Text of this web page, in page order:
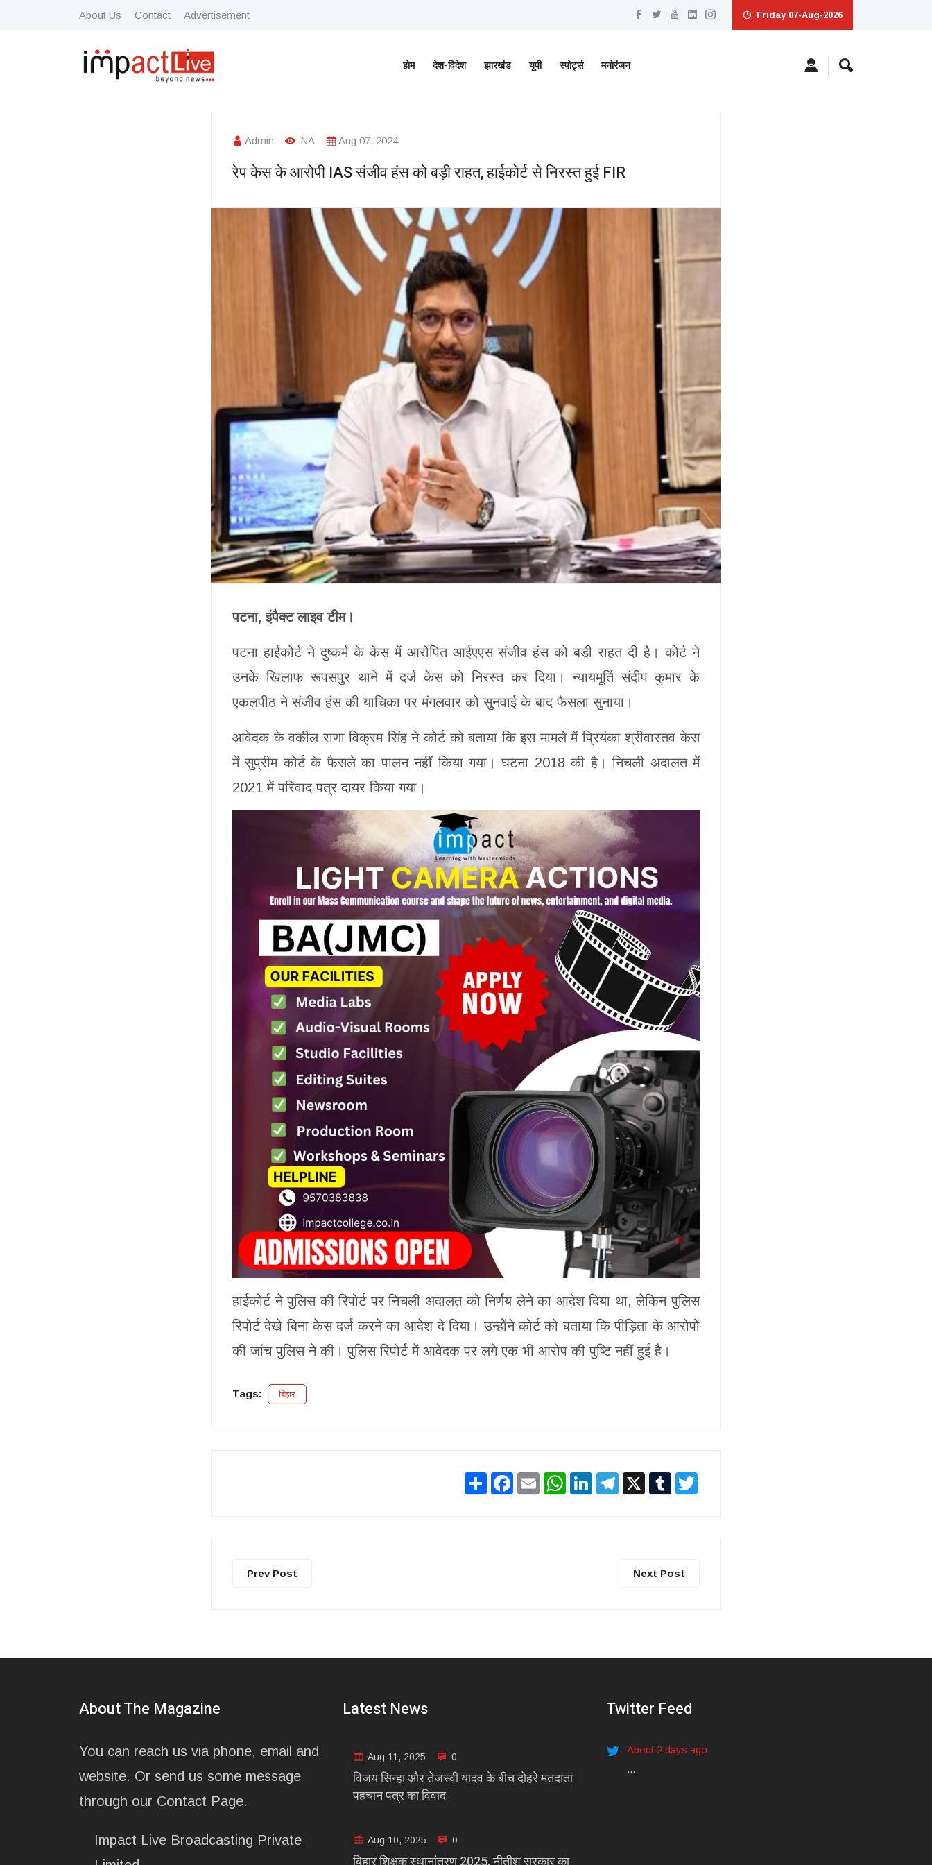
About Us Contact Advertisement Friday 07-Aug-2026
होम देश-विदेश झारखंड यूपी स्पोर्ट्स मनोरंजन
Admin NA Aug 07, 2024
रेप केस के आरोपी IAS संजीव हंस को बड़ी राहत, हाईकोर्ट से निरस्त हुई FIR
पटना, इंपैक्ट लाइव टीम।
पटना हाईकोर्ट ने दुष्कर्म के केस में आरोपित आईएएस संजीव हंस को बड़ी राहत दी है। कोर्ट ने
उनके खिलाफ रूपसपुर थाने में दर्ज केस को निरस्त कर दिया। न्यायमूर्ति संदीप कुमार के
एकलपीठ ने संजीव हंस की याचिका पर मंगलवार को सुनवाई के बाद फैसला सुनाया।
आवेदक के वकील राणा विक्रम सिंह ने कोर्ट को बताया कि इस मामलेे में प्रियंका श्रीवास्तव केस
में सुप्रीम कोर्ट के फैसले का पालन नहीं किया गया। घटना 2018 की है। निचली अदालत में
2021 में परिवाद पत्र दायर किया गया।
हाईकोर्ट ने पुलिस की रिपोर्ट पर निचली अदालत को निर्णय लेने का आदेश दिया था, लेकिन पुलिस
रिपोर्ट देखे बिना केस दर्ज करने का आदेश दे दिया। उन्होंने कोर्ट को बताया कि पीड़िता के आरोपों
की जांच पुलिस ने की। पुलिस रिपोर्ट में आवेदक पर लगे एक भी आरोप की पुष्टि नहीं हुई है।
Tags: बिहार
Share Facebook
Email WhatsApp
LinkedInTelegram
X Tumblr
Prev Post Next Post
About The Magazine
You can reach us via phone, email and
website. Or send us some message
through our Contact Page.
Impact Live Broadcasting Private
Latest News
Aug 11, 2025 0
विजय सिन्हा और तेजस्वी यादव के बीच दोहरे मतदाता
पहचान पत्र का विवाद
Aug 10, 2025 0
Twitter Feed
About 2 days ago
...